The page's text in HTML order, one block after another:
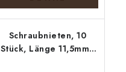
Schraubnieten, 10
Stück, Länge 11,5mm -